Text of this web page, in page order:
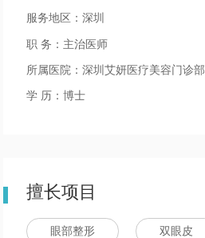
服务地区：深圳
职 务：主治医师
所属医院：深圳艾妍医疗美容门诊部
学 历：博士
擅长项目
眼部整形 双眼皮